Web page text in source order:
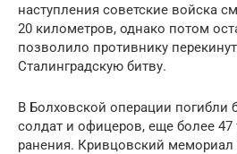
наступления советские войска
20 километров, однако потом
позволило противнику
Сталинградскую битву.
В Болховской операции погибли
солдат и офицеров, еще более 47
ранения. Кривцовский